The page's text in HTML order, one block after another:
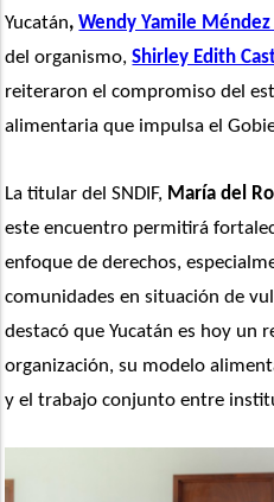
Yucatán, Wendy Yamile Méndez
del organismo, Shirley Edith
reiteraron el compromiso del
alimentaria que impulsa el
La titular del SNDIF, María del
este encuentro permitirá
enfoque de derechos,
comunidades en situación de
destacó que Yucatán es hoy un
organización, su modelo
y el trabajo conjunto entre